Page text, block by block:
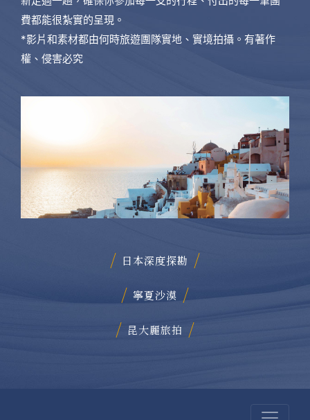
費都能很紮實的呈現。
*影片和素材都由何時旅遊團隊實地、實境拍攝。有著作
權、侵害必究
日本深度探勘
寧夏沙漠
昆大麗旅拍